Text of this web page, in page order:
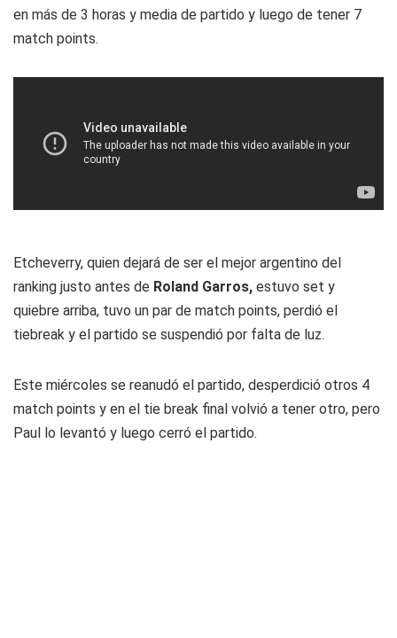
en más de 3 horas y media de partido y luego de tener 7
match points.
Etcheverry, quien dejará de ser el mejor argentino del
ranking justo antes de Roland Garros, estuvo set y
quiebre arriba, tuvo un par de match points, perdió el
tiebreak y el partido se suspendió por falta de luz.
Este miércoles se reanudó el partido, desperdició otros 4
match points y en el tie break final volvió a tener otro, pero
Paul lo levantó y luego cerró el partido.